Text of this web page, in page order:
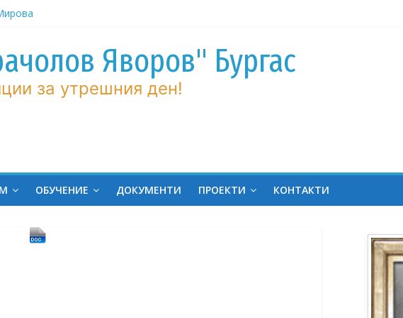
от
Яворов" Бургас
за утрешния ден!
ОБУЧЕНИЕ ДОКУМЕНТИ ПРОЕКТИ КОНТАКТИ